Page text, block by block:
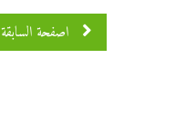
اصفحة السابقة